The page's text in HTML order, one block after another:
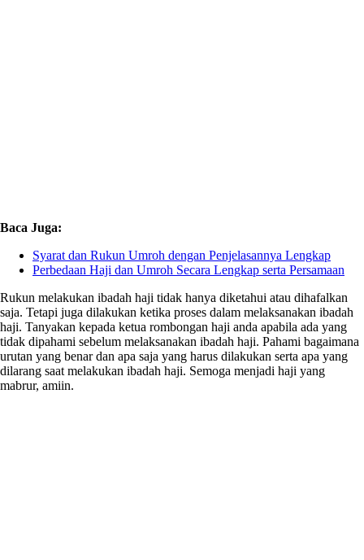
Baca Juga:
Syarat dan Rukun Umroh dengan Penjelasannya Lengkap
Perbedaan Haji dan Umroh Secara Lengkap serta Persamaan
Rukun melakukan ibadah haji tidak hanya diketahui atau dihafalkan
saja. Tetapi juga dilakukan ketika proses dalam melaksanakan ibadah
haji. Tanyakan kepada ketua rombongan haji anda apabila ada yang
tidak dipahami sebelum melaksanakan ibadah haji. Pahami bagaimana
urutan yang benar dan apa saja yang harus dilakukan serta apa yang
dilarang saat melakukan ibadah haji. Semoga menjadi haji yang
mabrur, amiin.